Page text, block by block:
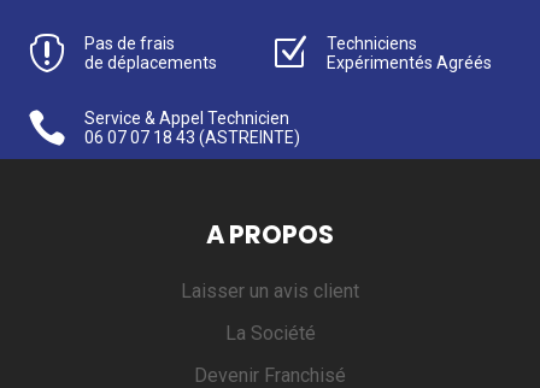

Pas de frais
de déplacements
Z
Techniciens
Expérimentés Agréés

Service & Appel Technicien
06 07 07 18 43 (ASTREINTE)
A PROPOS
Laisser un avis client
La Société
Devenir Franchisé